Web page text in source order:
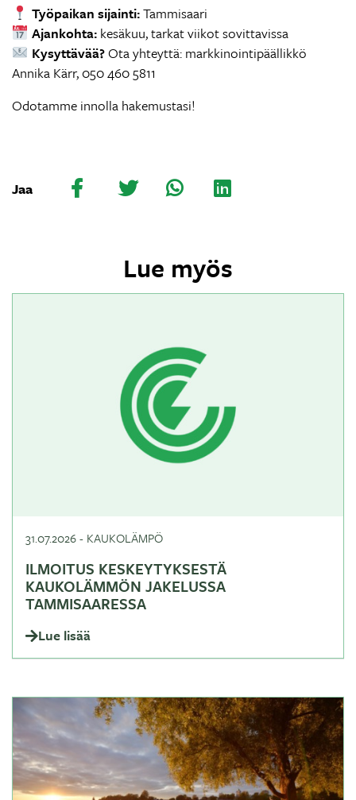
Työpaikan sijainti:Tammisaari
Ajankohta:kesäkuu, tarkat viikot sovittavissa
Kysyttävää?Ota yhteyttä: markkinointipäällikkö
Annika Kärr, 050 460 5811
Odotamme innolla hakemustasi!
Jaa
Lue myös
31.07.2026- KAUKOLÄMPÖ
ILMOITUS KESKEYTYKSESTÄ
KAUKOLÄMMÖN JAKELUSSA
TAMMISAARESSA
Lue lisää